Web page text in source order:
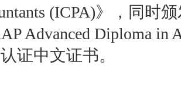
(ICPA)》，同时
Advanced Diploma in
证中文证书。